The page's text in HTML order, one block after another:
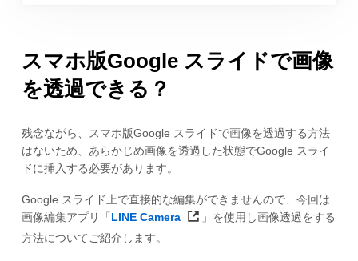
スマホ版Google スライドで画像
を透過できる？
残念ながら、スマホ版Google スライドで画像を透過する方法
はないため、あらかじめ画像を透過した状態でGoogle スライ
ドに挿入する必要があります。
Google スライド上で直接的な編集ができませんので、今回は
画像編集アプリ「 LINE Camera
」を使用し画像透過をする
方法についてご紹介します。